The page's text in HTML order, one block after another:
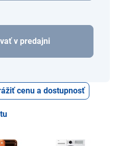
v predajni
cenu a dostupnosť